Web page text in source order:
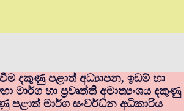
දකුණු පළාත් අධ්‍යාපන, ඉඩම් හා
මාර්ග හා ප්‍රවෘත්ති අමාත්‍යංශය දකුණු
පළාත් මාර්ග සංවර්ධ්‍න අධිකාරිය